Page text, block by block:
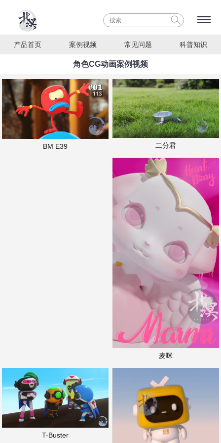
产品首页 案例视频 常见问题 科普知识
角色CG动画案例视频
BM E39 二分君
麦咪
T-Buster